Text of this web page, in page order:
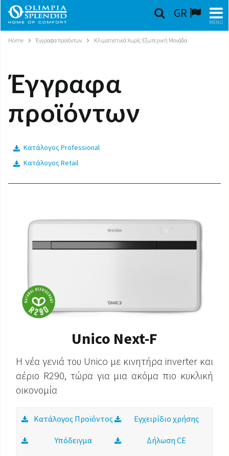
GR
MENU
ΕΛΛΗΝΙΚΆ
ΚΛΙΜΑΤΙΣΜΌΣ
ΘΈΡΜΑΝΣΗ
ΕΠΕΞΕΡΓΑΣΊΑ ΑΈΡΑ
ΟΛΟΚΛΗΡΩΜΈΝΑ ΣΥΣΤΉΜΑΤΑ
ΚΌΣΜΟΣ OS
ΈΓΓΡΑΦΑ ΠΡΟΪΌΝΤΩΝ
Home Έγγραφα προϊόντων Κλιματιστικά Χωρίς Εξωτερική Μονάδα
Έγγραφα
προϊόντων
Κατάλογος Professional
Κατάλογος Retail
Unico Next-F
Η νέα γενιά του Unico με κινητήρα inverter και
αέριο R290, τώρα για μια ακόμα πιο κυκλική
οικονομία
Κατάλογος Προϊόντος Εγχειρίδιο χρήσης
Υπόδειγμα Δήλωση CE